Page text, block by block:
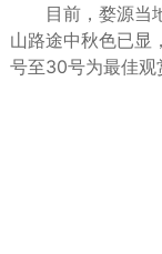
目前，婺源当地
山路途中秋色已显
号至30号为最佳观